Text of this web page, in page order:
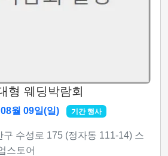
형 웨딩박람회
월 09일(일) 기간 행사
구 수성로 175 (정자동 111-14) 스
스토어